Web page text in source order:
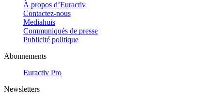
À propos d’Euractiv
Contactez-nous
Mediahuis
Communiqués de presse
Publicité politique
Abonnements
Euractiv Pro
Newsletters